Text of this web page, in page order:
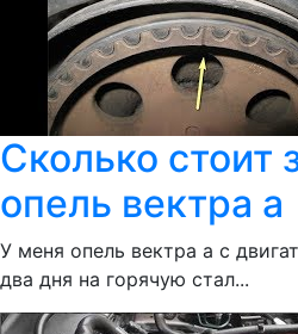
Сколько стоит
опель вектра а
У меня опель вектра а с
два дня на горячую стал...